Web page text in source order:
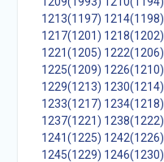
1213(1197) 1214(1198)
1217(1201) 1218(1202)
1221(1205) 1222(1206)
1225(1209) 1226(1210)
1229(1213) 1230(1214)
1233(1217) 1234(1218)
1237(1221) 1238(1222)
1241(1225) 1242(1226)
1245(1229) 1246(1230)